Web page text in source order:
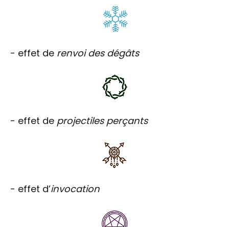
- effet de renvoi des dégâts
- effet de projectiles perçants
- effet d’invocation